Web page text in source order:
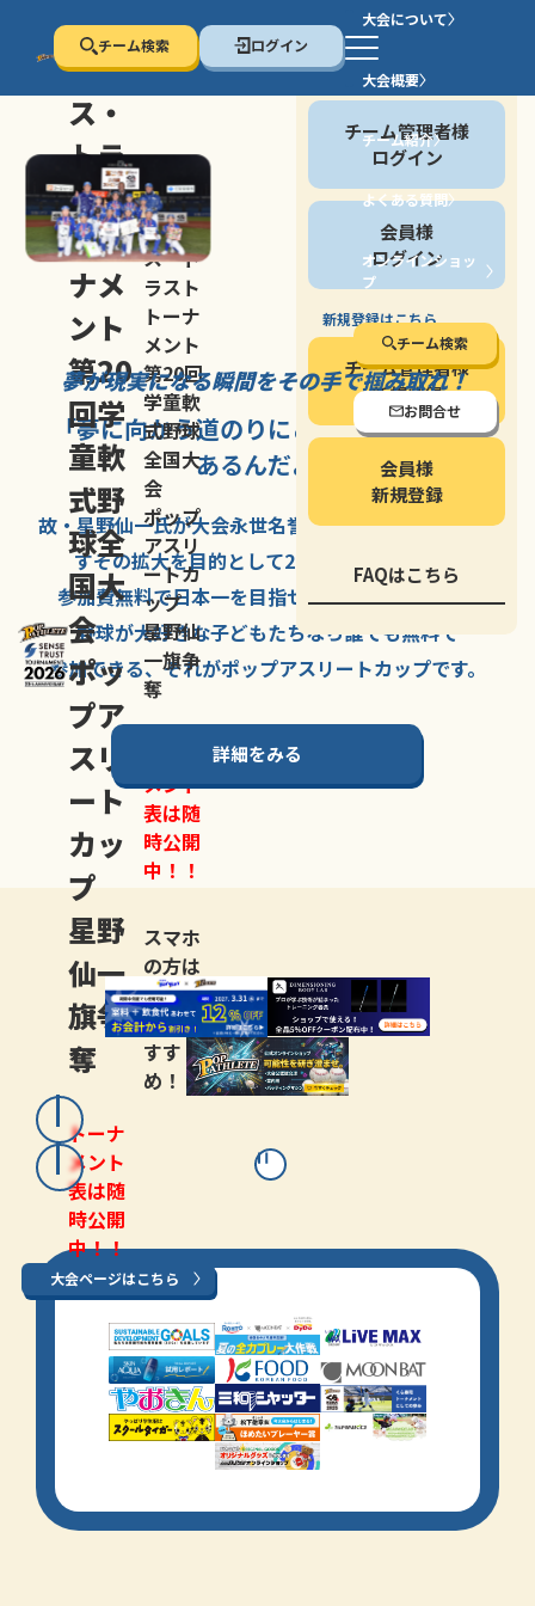
チーム検索 ログイン
大会について
大会概要
チーム紹介
よくある質問
オンラインショッ
プ
チーム検索
お問合せ
停止する
セン
ス・
トラ
スト
トー
ナメ
ント
第20
回学
童軟
式野
球全
国大
会
ポッ
プア
スリ
ート
カッ
プ
星野
仙一
旗争
奪
トーナ
メント
表は随
時公開
中！！
セン
ス・ト
ラスト
トーナ
メント
第20回
学童軟
式野球
全国大
会
ポップ
アスリ
ートカ
ップ
星野仙
一旗争
奪
メント
表は随
時公開
中！！
スマホ
の方は
LINE登
録がお
すす
め！
大会ページはこちら
会員の方
チーム管理者様
ログイン
会員様
ログイン
新規登録はこちら
チーム管理者様
新規登録
会員様
新規登録
FAQはこちら
夢が現実になる瞬間をその手で掴み取れ！
「夢に向かう道のりにこそ大きな意味が
あるんだよ」
故・星野仙一氏が大会永世名誉会長を務める、野球の
すその拡大を目的として2007年に
参加費無料で日本一を目指せる唯一の野球大会。
野球が大好きな子どもたちなら誰でも無料で
参加できる、それがポップアスリートカップです。
詳細をみる